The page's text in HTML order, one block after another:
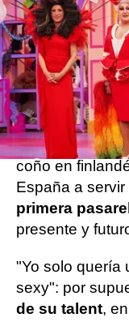
sirviendo rostro
bandera (eso
momentos
por supuesto,
intenciones:
Como su
coño en
España a
primera
presente y
"Yo solo quería
sexy": por
de su talent,